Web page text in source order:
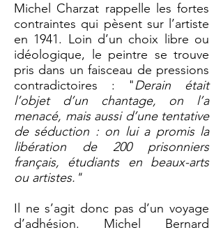
Michel Charzat rappelle les fortes
contraintes qui pèsent sur l’artiste
en 1941. Loin d’un choix libre ou
idéologique, le peintre se trouve
pris dans un faisceau de pressions
contradictoires : "Derain était
l’objet d’un chantage, on l’a
menacé, mais aussi d’une tentative
de séduction : on lui a promis la
libération de 200 prisonniers
français, étudiants en beaux-arts
ou artistes."
Il ne s’agit donc pas d’un voyage
d’adhésion. Michel Bernard